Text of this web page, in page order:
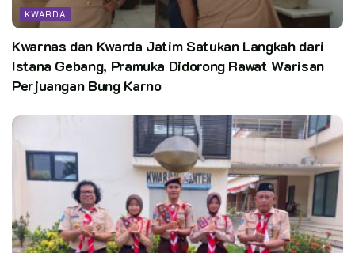
Editor: Pusdatin Kwarnas
KWARDA
Kwarnas dan Kwarda Jatim Satukan Langkah dari
Istana Gebang, Pramuka Didorong Rawat Warisan
Perjuangan Bung Karno